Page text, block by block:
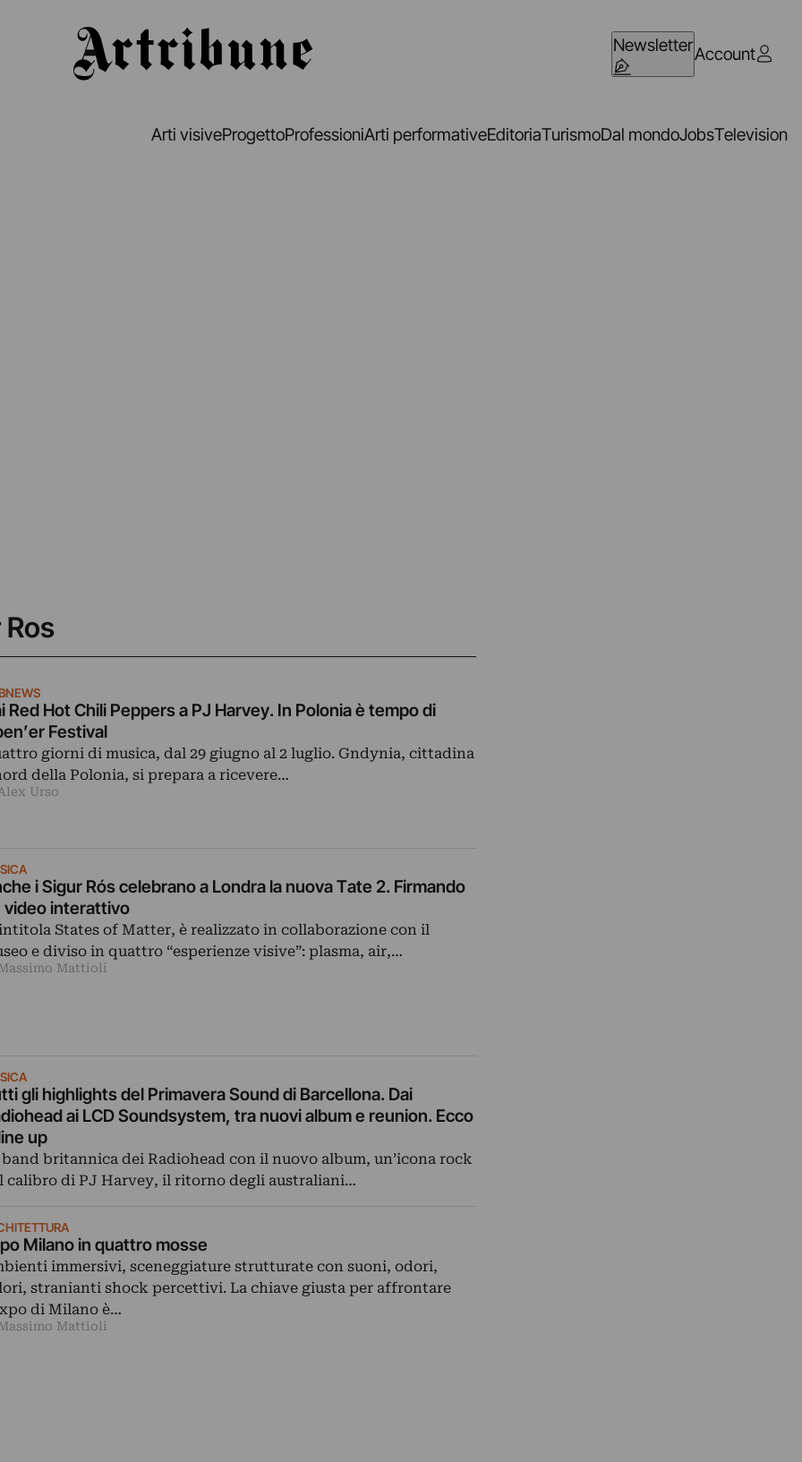
NewsletterAccount
Arti visiveProgettoProfessioniArti performativeEditoriaTurismoDal mondoJobsTelevision
Red Hot Chili Peppers a PJ Harvey. In Polonia è tempo di
Festival
giorni di musica, dal 29 giugno al 2 luglio. Gndynia, cittadina
della Polonia, si prepara a ricevere…
Urso
i Sigur Rós celebrano a Londra la nuova Tate 2. Firmando
video interattivo
States of Matter, è realizzato in collaborazione con il
e diviso in quattro “esperienze visive”: plasma, air,…
Mattioli
gli highlights del Primavera Sound di Barcellona. Dai
ai LCD Soundsystem, tra nuovi album e reunion. Ecco
up
band britannica dei Radiohead con il nuovo album, un’icona rock
calibro di PJ Harvey, il ritorno degli australiani…
Milano in quattro mosse
immersivi, sceneggiature strutturate con suoni, odori,
stranianti shock percettivi. La chiave giusta per affrontare
di Milano è…
Mattioli